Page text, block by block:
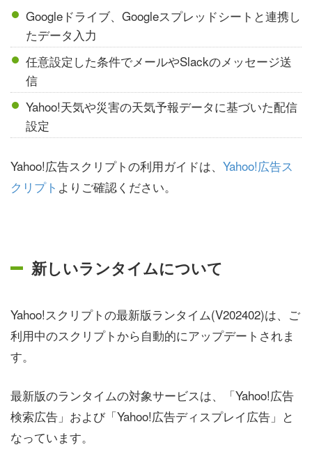
Googleドライブ、Googleスプレッドシートと連携し
たデータ入力
任意設定した条件でメールやSlackのメッセージ送
信
Yahoo!天気や災害の天気予報データに基づいた配信
設定
Yahoo!広告スクリプトの利用ガイドは、 Yahoo!広告ス
クリプト よりご確認ください。
新しいランタイムについて
Yahoo!スクリプトの最新版ランタイム(V202402)は、ご
利用中のスクリプトから自動的にアップデートされま
す。
最新版のランタイムの対象サービスは、「Yahoo!広告
検索広告」および「Yahoo!広告ディスプレイ広告」と
なっています。